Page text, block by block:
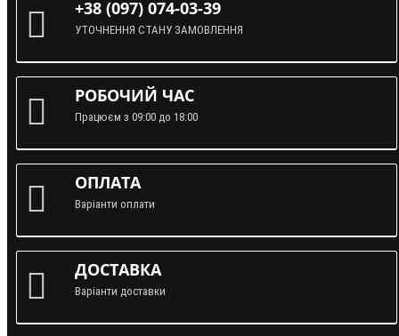
+38 (097) 074-03-39
УТОЧНЕННЯ СТАНУ ЗАМОВЛЕННЯ
РОБОЧИЙ ЧАС
Працюєм з 09:00 до 18:00
ОПЛАТА
Варіанти оплати
ДОСТАВКА
Варіанти доставки